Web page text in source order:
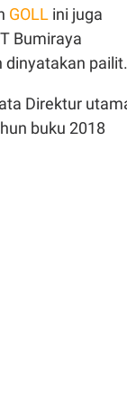
GOLL ini juga
Bumiraya
dinyatakan pailit.
Direktur
buku 2018